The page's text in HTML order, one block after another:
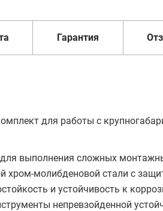
Гарантия
для работы с
выполнения сложных
хром-молибденовой стали с
и устойчивость к
непревзойденной